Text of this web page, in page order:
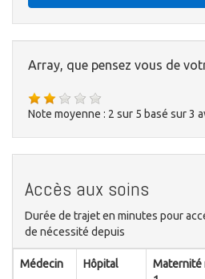
Array, que pensez vous de
Note moyenne : 2 sur 5 basé sur3
Accès aux soins
Durée de trajet en minutes pour
de nécessité depuis
Médecin Hôpital
Maternité